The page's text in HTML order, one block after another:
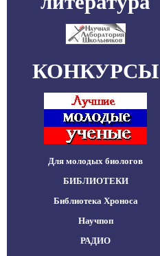
КОНКУРСЫ
Для молодых биологов
БИБЛИОТЕКИ
Библиотека Хроноса
Научпоп
РАДИО